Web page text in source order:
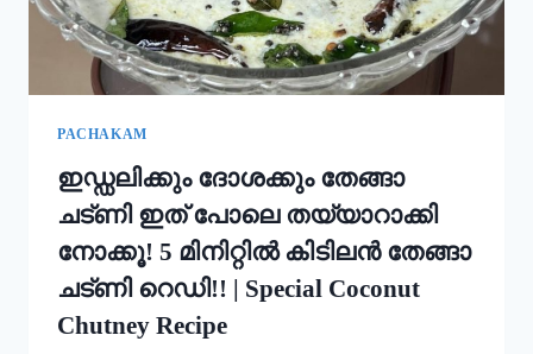
PACHAKAM
ഇഡ്ഡലിക്കും ദോശക്കും തേങ്ങാ
ചട്ണി ഇത് പോലെ തയ്യാറാക്കി
നോക്കൂ! 5 മിനിറ്റിൽ കിടിലൻ തേങ്ങാ
ചട്ണി റെഡി!! | Special Coconut
Chutney Recipe